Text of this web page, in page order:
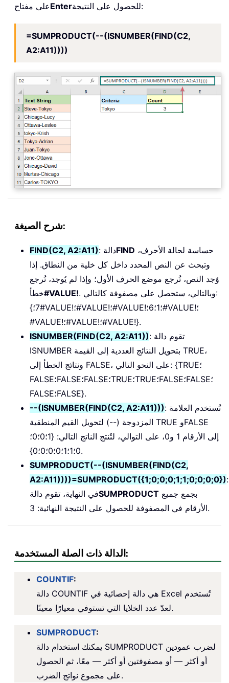
على مفتاحEnter للحصول على النتيجة:
=SUMPRODUCT(--(ISNUMBER(FIND(C2,
A2:A11))))
شرح الصيغة:
FIND(C2, A2:A11) : دالةFIND
وتبحث عن النص المحدد داخل كل خلية من النطاق. إذا
وُجد النص، تُرجع موضع الحرف الأول؛ وإذا لم يُوجد، تُرجع
خطأ#VALUE!. وبالتالي، ستحصل على مصفوفة كالتالي:
{7؛#VALUE!؛#VALUE!؛#VALUE!؛1؛6؛#VALUE!؛
#VALUE!؛#VALUE!؛#VALUE!}.
ISNUMBER(FIND(C2, A2:A11)): تقوم دالة
ISNUMBER بتحويل النتائج العددية إلى القيمة TRUE،
ونتائج الخطأ إلى FALSE، على النحو التالي: {TRUE؛
FALSE؛FALSE؛FALSE؛TRUE؛TRUE؛FALSE؛FALSE؛
FALSE؛FALSE}.
--(ISNUMBER(FIND(C2, A2:A11))): تُستخدم العلامة
المزدوجة (--) لتحويل القيم المنطقية TRUE وFALSE
إلى الأرقام 1 و0، على التوالي، لتُنتج الناتج التالي: {1؛0؛0؛
0؛1؛1؛0؛0؛0؛0}.
SUMPRODUCT(--(ISNUMBER(FIND(C2,
A2:A11))))=SUMPRODUCT({1;0;0;0;1;1;0;0;0;0}):
في النهاية، تقوم دالةSUMPRODUCT
الأرقام في المصفوفة للحصول على النتيجة النهائية: 3.
الدالة ذات الصلة المستخدمة:
COUNTIF:
دالة COUNTIF هي دالة إحصائية في Excel تُستخدم
لعدّ عدد الخلايا التي تستوفي معيارًا معينًا.
SUMPRODUCT:
يمكنك استخدام دالة SUMPRODUCT لضرب عمودين
أو أكثر — أو مصفوفتين أو أكثر — معًا، ثم الحصول
على مجموع نواتج الضرب.